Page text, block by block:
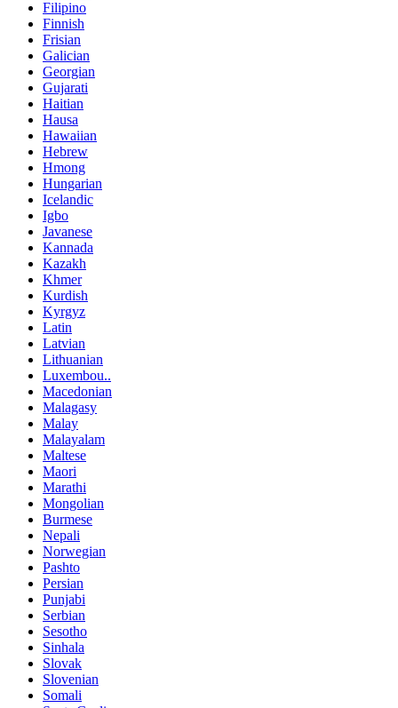
Filipino
Finnish
Frisian
Galician
Georgian
Gujarati
Haitian
Hausa
Hawaiian
Hebrew
Hmong
Hungarian
Icelandic
Igbo
Javanese
Kannada
Kazakh
Khmer
Kurdish
Kyrgyz
Latin
Latvian
Lithuanian
Luxembou..
Macedonian
Malagasy
Malay
Malayalam
Maltese
Maori
Marathi
Mongolian
Burmese
Nepali
Norwegian
Pashto
Persian
Punjabi
Serbian
Sesotho
Sinhala
Slovak
Slovenian
Somali